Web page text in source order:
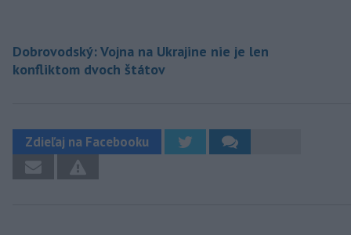
Dobrovodský: Vojna na Ukrajine nie je len
konfliktom dvoch štátov
Zdieľaj na Facebooku